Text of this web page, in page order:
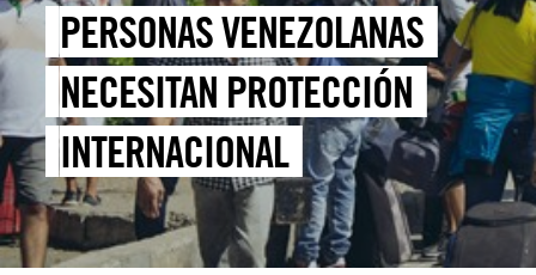
PERSONAS VENEZOLANAS
NECESITAN PROTECCIÓN
INTERNACIONAL